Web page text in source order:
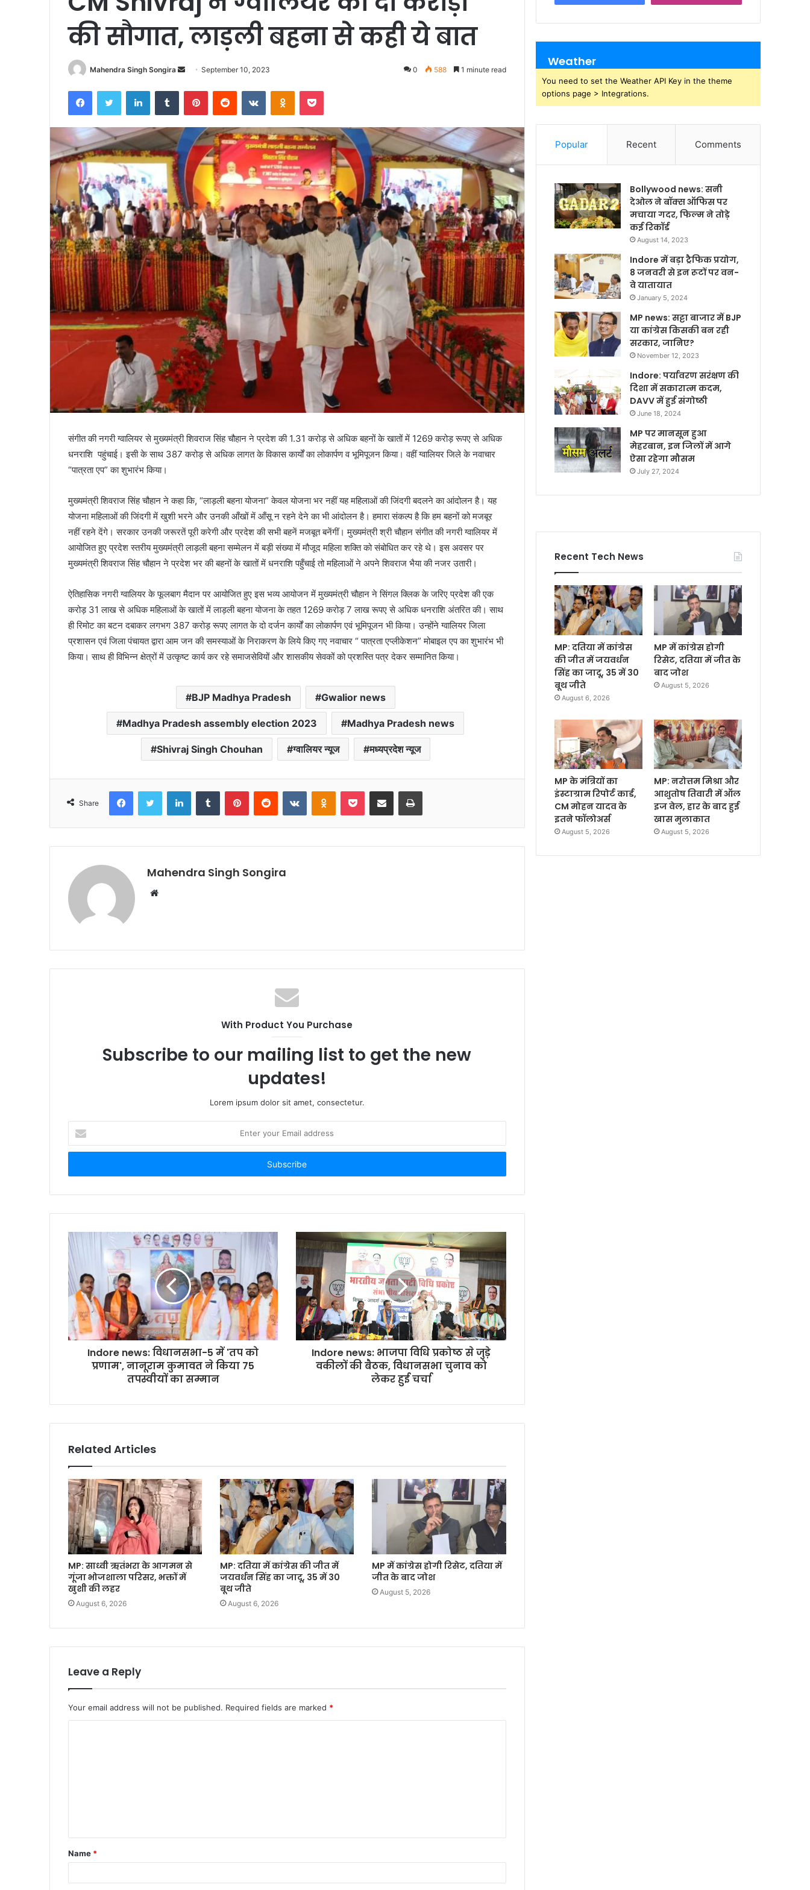
की सौगात, लाड़ली बहना से कही ये बात
Mahendra Singh Songira
Send
email
September 10, 2023 0 588 1 minute read
FacebookTwitter LinkedInTumblr PinterestReddit VKontakteOdnoklassniki
Pocket
संगीत की नगरी ग्वालियर से मुख्यमंत्री शिवराज सिंह चौहान ने प्रदेश की 1.31 करोड़ से अधिक बहनों के खातों में 1269 करोड़ रूपए से अधिक
धनराशि पहुंचाई। इसी के साथ 387 करोड़ से अधिक लागत के विकास कार्यों का लोकार्पण व भूमिपूजन किया। वहीं ग्वालियर जिले के नवाचार
“पात्रता एप” का शुभारंभ किया।
मुख्यमंत्री शिवराज सिंह चौहान ने कहा कि, “लाड़ली बहना योजना” केवल योजना भर नहीं यह महिलाओं की जिंदगी बदलने का आंदोलन है। यह
योजना महिलाओं की जिंदगी में खुशी भरने और उनकी आँखों में आँसू न रहने देने का भी आंदोलन है। हमारा संकल्प है कि हम बहनों को मजबूर
नहीं रहने देंगे। सरकार उनकी जरूरतें पूरी करेगी और प्रदेश की सभी बहनें मजबूत बनेंगीं। मुख्यमंत्री श्री चौहान संगीत की नगरी ग्वालियर में
आयोजित हुए प्रदेश स्तरीय मुख्यमंत्री लाड़ली बहना सम्मेलन में बड़ी संख्या में मौजूद महिला शक्ति को संबोधित कर रहे थे। इस अवसर पर
मुख्यमंत्री शिवराज सिंह चौहान ने प्रदेश भर की बहनों के खातों में धनराशि पहुँचाई तो महिलाओं ने अपने शिवराज भैया की नजर उतारी।
ऐतिहासिक नगरी ग्वालियर के फूलबाग मैदान पर आयोजित हुए इस भव्य आयोजन में मुख्यमंत्री चौहान ने सिंगल क्लिक के जरिए प्रदेश की एक
करोड़ 31 लाख से अधिक महिलाओं के खातों में लाड़ली बहना योजना के तहत 1269 करोड़ 7 लाख रूपए से अधिक धनराशि अंतरित की। साथ
ही रिमोट का बटन दबाकर लगभग 387 करोड़ रूपए लागत के दो दर्जन कार्यों का लोकार्पण एवं भूमिपूजन भी किया। उन्होंने ग्वालियर जिला
प्रशासन एवं जिला पंचायत द्वारा आम जन की समस्याओं के निराकरण के लिये किए गए नवाचार “ पात्रता एप्लीकेशन” मोबाइल एप का शुभारंभ भी
किया। साथ ही विभिन्न क्षेत्रों में उत्कृष्ट कार्य कर रहे समाजसेवियों और शासकीय सेवकों को प्रशस्ति पत्र देकर सम्मानित किया।
BJP Madhya Pradesh Gwalior news
Madhya Pradesh assembly election 2023 Madhya Pradesh news
Shivraj Singh Chouhan ग्वालियर न्यूज मध्यप्रदेश न्यूज
Share
FacebookTwitter LinkedInTumblr PinterestReddit VKontakteOdnoklassniki
Pocket Share via Email Print
Mahendra Singh Songira
Website
With Product You Purchase
Subscribe to our mailing list to get the new
updates!
Lorem ipsum dolor sit amet, consectetur.
your
Email
Indore news: विधानसभा-5 में 'तप को
प्रणाम', नानूराम कुमावत ने किया 75
तपस्वीयों का सम्मान
Indore news: भाजपा विधि प्रकोष्ठ से जुड़े
वकीलों की बैठक, विधानसभा चुनाव को
लेकर हुई चर्चा
Related Articles
MP: साध्वी ऋतंभरा के आगमन से
गूंजा भोजशाला परिसर, भक्तों में
खुशी की लहर
August 6, 2026
MP: दतिया में कांग्रेस की जीत में
जयवर्धन सिंह का जादू, 35 में 30
बूथ जीते
August 6, 2026
MP में कांग्रेस होगी रिसेट, दतिया में
जीत के बाद जोश
August 5, 2026
Leave a Reply
Your email address will not be published. Required fields are marked *
t
*
Name *
Weather
You need to set the Weather API Key in the theme
options page > Integrations.
Popular Recent Comments
Bollywood news: सनी
देओल ने बॉक्स ऑफिस पर
मचाया गदर, फिल्म ने तोड़े
कई रिकॉर्ड
August 14, 2023
Indore में बड़ा ट्रैफिक प्रयोग,
8 जनवरी से इन रूटों पर वन-
वे यातायात
January 5, 2024
MP news: सट्टा बाजार में BJP
या कांग्रेस किसकी बन रही
सरकार, जानिए?
November 12, 2023
Indore: पर्यावरण सरंक्षण की
दिशा में सकारात्म कदम,
DAVV में हुई संगोष्ठी
June 18, 2024
MP पर मानसून हुआ
मेहरबान, इन जिलों में आगे
ऐसा रहेगा मौसम
July 27, 2024
Recent Tech News
MP: दतिया में कांग्रेस
की जीत में जयवर्धन
सिंह का जादू, 35 में 30
बूथ जीते
August 6, 2026
MP में कांग्रेस होगी
रिसेट, दतिया में जीत के
बाद जोश
August 5, 2026
MP के मंत्रियों का
इंस्टाग्राम रिपोर्ट कार्ड,
CM मोहन यादव के
इतने फॉलोअर्स
August 5, 2026
MP: नरोत्तम मिश्रा और
आशुतोष तिवारी में ऑल
इज वेल, हार के बाद हुई
खास मुलाकात
August 5, 2026